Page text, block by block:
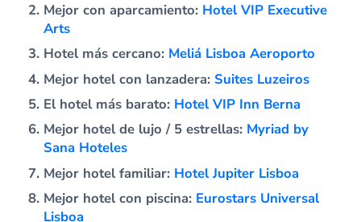
Mejor con aparcamiento: Hotel VIP Executive
Arts
Hotel más cercano: Meliá Lisboa Aeroporto
Mejor hotel con lanzadera: Suites Luzeiros
El hotel más barato: Hotel VIP Inn Berna
Mejor hotel de lujo / 5 estrellas: Myriad by
Sana Hoteles
Mejor hotel familiar: Hotel Jupiter Lisboa
Mejor hotel con piscina: Eurostars Universal
Lisboa